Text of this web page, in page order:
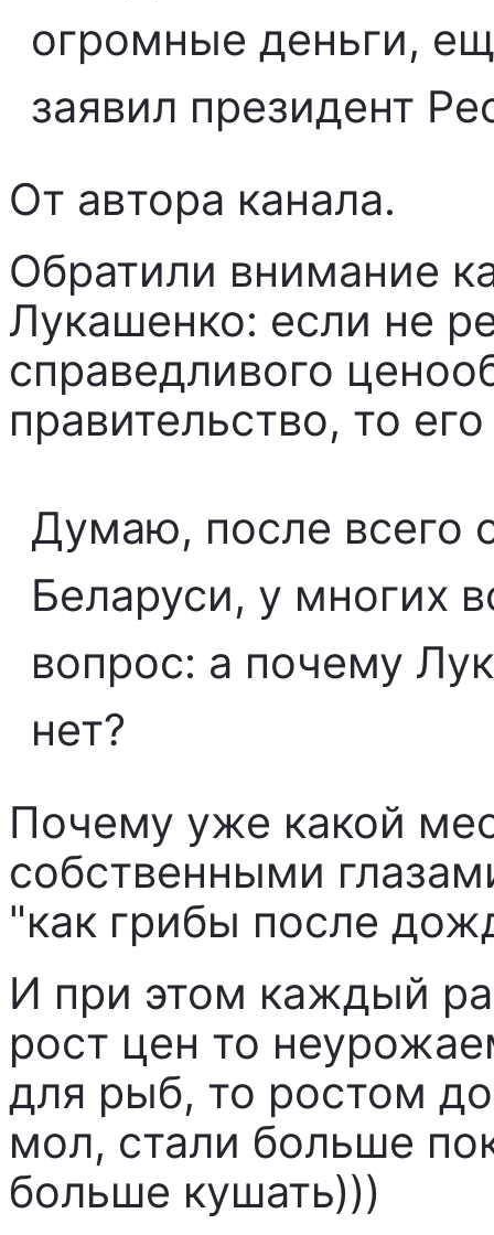
огромные деньги,
заявил президент
От автора канала.
Обратили внимание
Лукашенко: если не
справедливого
правительство, то
Думаю, после всего
Беларуси, у многих
вопрос: а почему
нет?
Почему уже какой
собственными
"как грибы после
И при этом каждый
рост цен то
для рыб, то ростом
мол, стали больше
больше кушать)))